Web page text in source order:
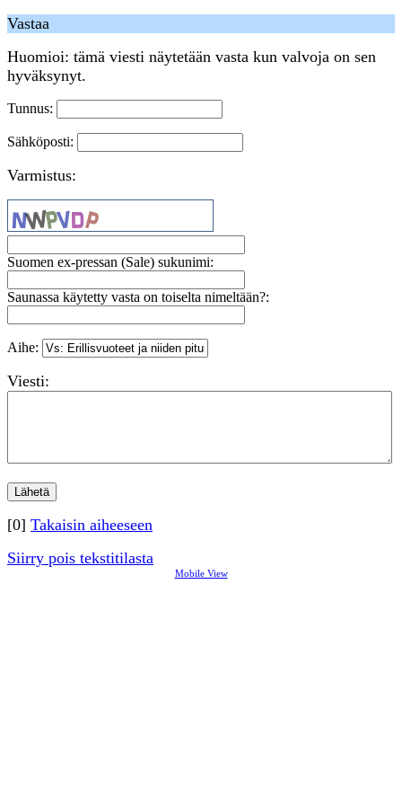
Vastaa
Huomioi: tämä viesti näytetään vasta kun valvoja on sen
hyväksynyt.
Tunnus:
Sähköposti:
Varmistus:
Suomen ex-pressan (Sale) sukunimi:
Saunassa käytetty vasta on toiselta nimeltään?:
Aihe:
Viesti:
[0] Takaisin aiheeseen
Siirry pois tekstitilasta
Mobile View